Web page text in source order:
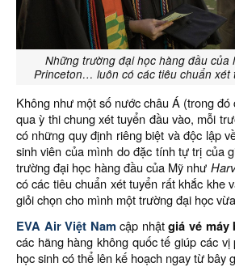
Những trường đại học hàng đầu của
Princeton… luôn có các tiêu chuẩn xét
Không như một số nước châu Á (trong
qua ỳ thi chung xét tuyển đầu vào, mỗi
có những quy định riêng biệt và độc lập
sinh viên của mình do đặc tính tự trị của
trường đại học hàng đầu của Mỹ như
có các tiêu chuẩn xét tuyển rất khắc khe
giỏi chọn cho mình một trường đại học
EVA AirViệt Namcập nhậtgiá vé máy
các hãng hàng không quốc tế giúp các
học sinh có thể lên kế hoạch ngay từ bây